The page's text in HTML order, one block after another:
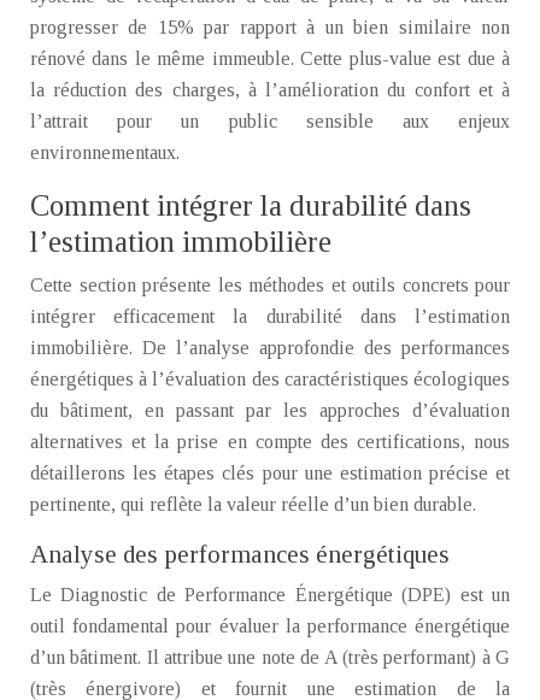
progresser de 15% par rapport à un bien similaire non
rénové dans le même immeuble. Cette plus-value est due à
la réduction des charges, à l’amélioration du confort et à
l’attrait pour un public sensible aux enjeux
environnementaux.
Comment intégrer la durabilité dans
l’estimation immobilière
Cette section présente les méthodes et outils concrets pour
intégrer efficacement la durabilité dans l’estimation
immobilière. De l’analyse approfondie des performances
énergétiques à l’évaluation des caractéristiques écologiques
du bâtiment, en passant par les approches d’évaluation
alternatives et la prise en compte des certifications, nous
détaillerons les étapes clés pour une estimation précise et
pertinente, qui reflète la valeur réelle d’un bien durable.
Analyse des performances énergétiques
Le Diagnostic de Performance Énergétique (DPE) est un
outil fondamental pour évaluer la performance énergétique
d’un bâtiment. Il attribue une note de A (très performant) à G
(très énergivore) et fournit une estimation de la